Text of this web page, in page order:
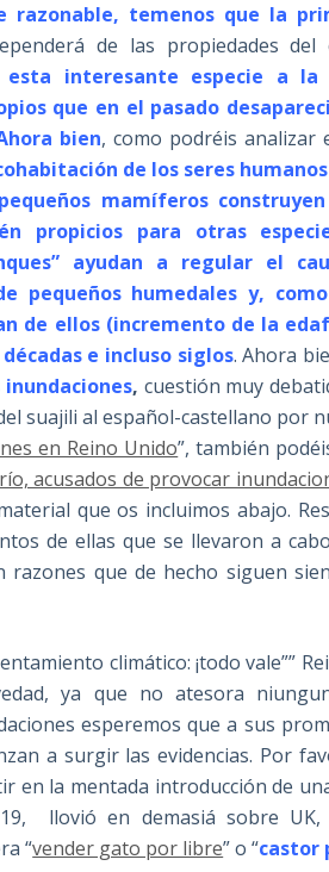
temenos que la
de las propiedades del
esta interesante especie a la
que en el pasado
bien, como podréis
de los seres
mamíferos
propicios para otras
ayudan a regular el
pequeños humedales y,
de ellos (incremento de la
e incluso siglos. Ahora
, cuestión muy
suajili al español-castellano por
en Reino Unido”, también
acusados de provocar
que os incluimos abajo.
de ellas que se llevaron a
que de hecho siguen
climático: ¡todo vale””
ya que no atesora
esperemos que a sus
a surgir las evidencias. Por
en la mentada introducción de
llovió en demasiá sobre
“vender gato por libre” o “castor